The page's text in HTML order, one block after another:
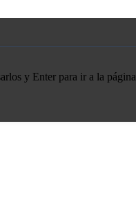
y Enter para ir a la página